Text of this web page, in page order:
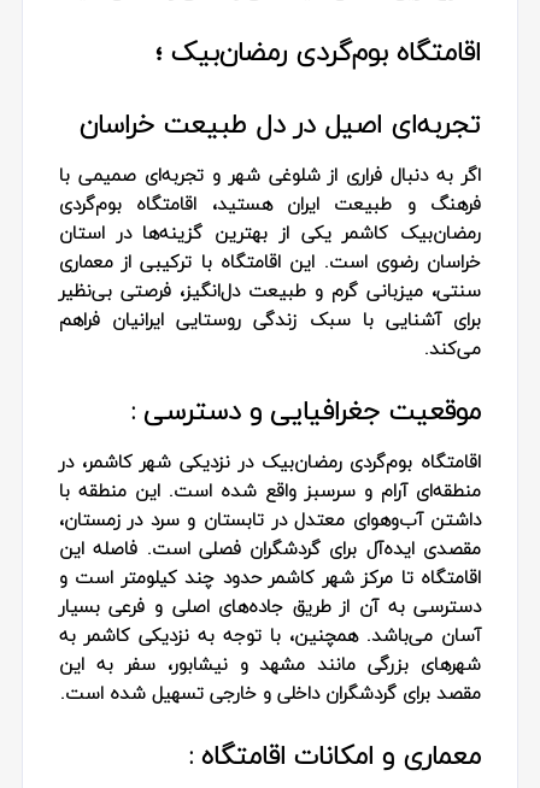
اقامتگاه بوم‌گردی رمضان‌بیک ؛
تجربه‌ای اصیل در دل طبیعت خراسان
اگر به دنبال فراری از شلوغی شهر و تجربه‌ای صمیمی با
فرهنگ و طبیعت ایران هستید، اقامتگاه بوم‌گردی
رمضان‌بیک کاشمر یکی از بهترین گزینه‌ها در استان
خراسان رضوی است. این اقامتگاه با ترکیبی از معماری
سنتی، میزبانی گرم و طبیعت دل‌انگیز، فرصتی بی‌نظیر
برای آشنایی با سبک زندگی روستایی ایرانیان فراهم
می‌کند.
موقعیت جغرافیایی و دسترسی :
اقامتگاه بوم‌گردی رمضان‌بیک در نزدیکی شهر کاشمر، در
منطقه‌ای آرام و سرسبز واقع شده است. این منطقه با
داشتن آب‌وهوای معتدل در تابستان و سرد در زمستان،
مقصدی ایده‌آل برای گردشگران فصلی است. فاصله این
اقامتگاه تا مرکز شهر کاشمر حدود چند کیلومتر است و
دسترسی به آن از طریق جاده‌های اصلی و فرعی بسیار
آسان می‌باشد. همچنین، با توجه به نزدیکی کاشمر به
شهرهای بزرگی مانند مشهد و نیشابور، سفر به این
مقصد برای گردشگران داخلی و خارجی تسهیل شده است.
معماری و امکانات اقامتگاه :